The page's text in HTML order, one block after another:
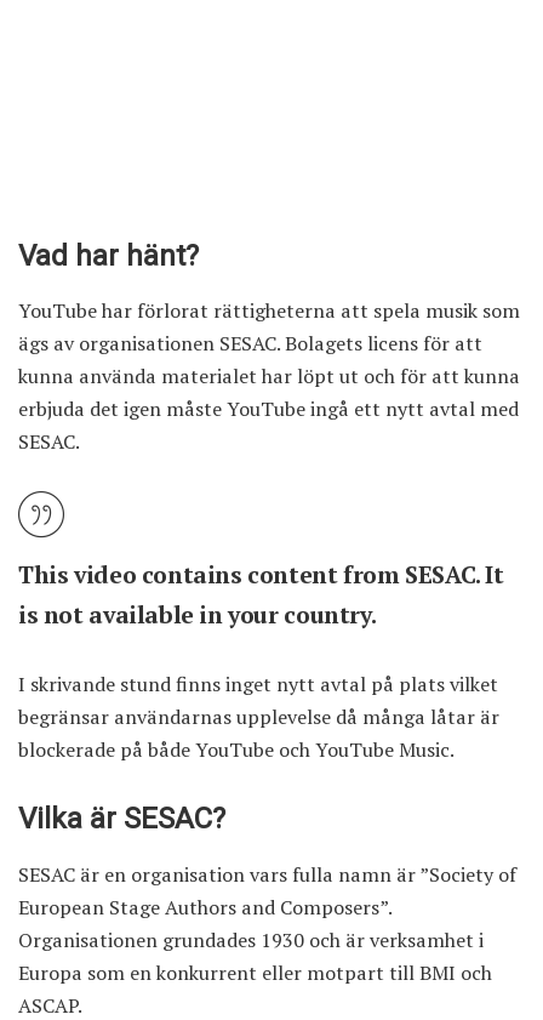
Vad har hänt?
YouTube har förlorat rättigheterna att spela musik som
ägs av organisationen SESAC. Bolagets licens för att
kunna använda materialet har löpt ut och för att kunna
erbjuda det igen måste YouTube ingå ett nytt avtal med
SESAC.
This video contains content from SESAC. It
is not available in your country.
I skrivande stund finns inget nytt avtal på plats vilket
begränsar användarnas upplevelse då många låtar är
blockerade på både YouTube och YouTube Music.
Vilka är SESAC?
SESAC är en organisation vars fulla namn är ”Society of
European Stage Authors and Composers”.
Organisationen grundades 1930 och är verksamhet i
Europa som en konkurrent eller motpart till BMI och
ASCAP.